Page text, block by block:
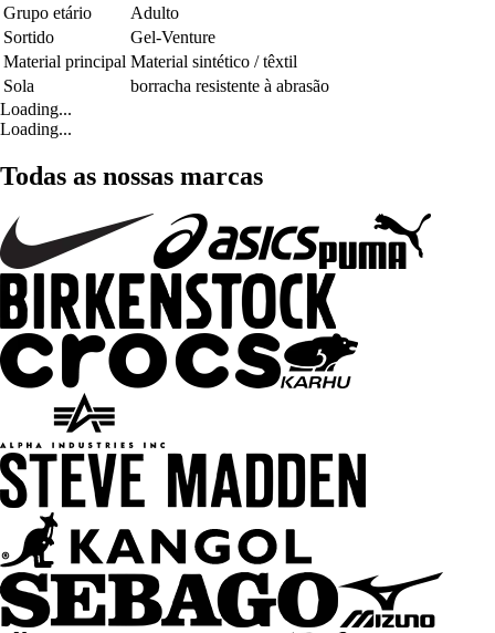
Grupo etário
Adulto
Sortido
Gel-Venture
Material principal Material sintético / têxtil
Sola
borracha resistente à abrasão
Loading...
Loading...
Todas as nossas marcas